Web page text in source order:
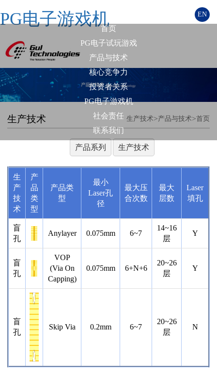
PG电子游戏机 EN
首页
PG电子试玩游戏
产品与技术
核心竞争力
投资者关系
PG电子游戏机
社会责任
联系我们
生产技术 首页
>
产品与技术
>
生产技术
产品系列 生产技术
生
产
技
术
产
品
类
型
产品类
型
最小
Laser孔
径
最大压
合次数
最大
层数
Laser
填孔
盲
孔
Anylayer 0.075mm 6~7
14~16
层
Y
盲
孔
VOP
(Via On
Capping)
0.075mm 6+N+6
20~26
层
Y
盲
孔
Skip Via 0.2mm 6~7
20~26
层
N